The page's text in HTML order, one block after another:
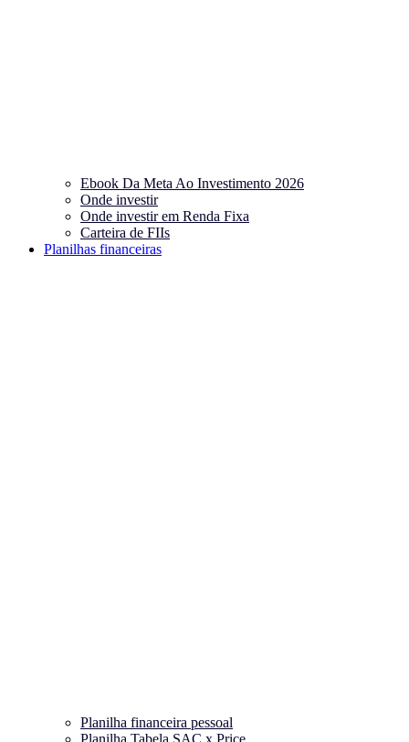
Ebook Da Meta Ao Investimento 2026
Onde investir
Onde investir em Renda Fixa
Carteira de FIIs
Planilhas financeiras
Planilha financeira pessoal
Planilha Tabela SAC x Price